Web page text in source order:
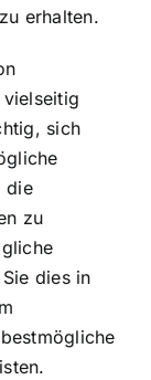
erhalten.
sich
die
zu
dies in